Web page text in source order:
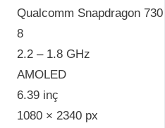
Qualcomm Snapdragon 730
8
2.2 – 1.8 GHz
AMOLED
6.39 inç
1080 × 2340 px